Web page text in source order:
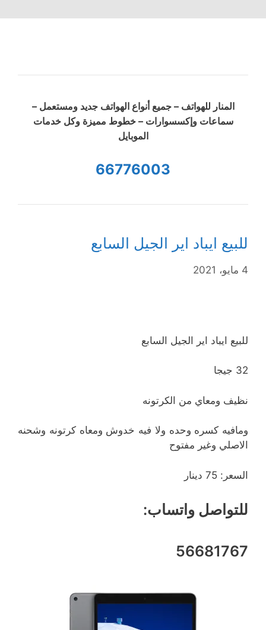
المنار للهواتف – جميع أنواع الهواتف جديد ومستعمل –
سماعات وإكسسوارات – خطوط مميزة وكل خدمات
الموبايل
66776003
للبيع ايباد اير الجيل السابع
4 مايو، 2021
للبيع ايباد اير الجيل السابع
32 جيجا
نظيف ومعاي من الكرتونه
ومافيه كسره وحده ولا فيه خدوش ومعاه كرتونه وشحنه
الاصلي وغير مفتوح
السعر: 75 دينار
للتواصل واتساب:
56681767